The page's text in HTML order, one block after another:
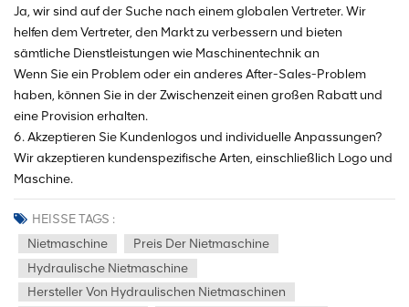
Ja, wir sind auf der Suche nach einem globalen Vertreter. Wir
helfen dem Vertreter, den Markt zu verbessern und bieten
sämtliche Dienstleistungen wie Maschinentechnik an
Wenn Sie ein Problem oder ein anderes After-Sales-Problem
haben, können Sie in der Zwischenzeit einen großen Rabatt und
eine Provision erhalten.
6. Akzeptieren Sie Kundenlogos und individuelle Anpassungen?
Wir akzeptieren kundenspezifische Arten, einschließlich Logo und
Maschine.
HEISSE TAGS :
Nietmaschine
Preis Der Nietmaschine
Hydraulische Nietmaschine
Hersteller Von Hydraulischen Nietmaschinen